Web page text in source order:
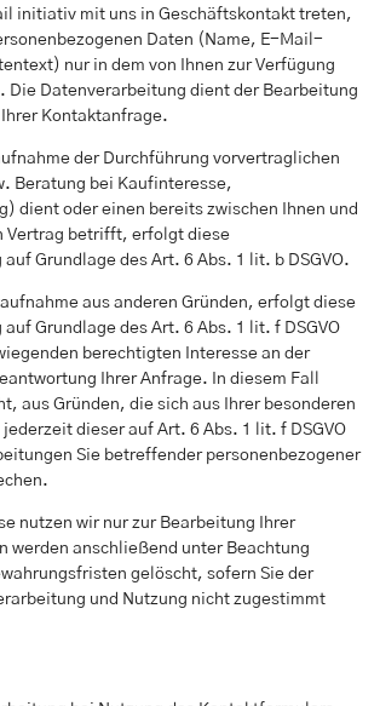
initiativ mit uns in Geschäftskontakt treten,
Daten (Name, E-Mail-
nur in dem von Ihnen zur Verfügung
Die Datenverarbeitung dient der Bearbeitung
Kontaktanfrage.
der Durchführung vorvertraglichen
Beratung bei Kaufinteresse,
dient oder einen bereits zwischen Ihnen und
Vertrag betrifft, erfolgt diese
Grundlage des Art. 6 Abs. 1 lit. b DSGVO.
aus anderen Gründen, erfolgt diese
Grundlage des Art. 6 Abs. 1 lit. f DSGVO
berechtigten Interesse an der
Ihrer Anfrage. In diesem Fall
aus Gründen, die sich aus Ihrer besonderen
dieser auf Art. 6 Abs. 1 lit. f DSGVO
Sie betreffender personenbezogener
nutzen wir nur zur Bearbeitung Ihrer
werden anschließend unter Beachtung
gelöscht, sofern Sie der
und Nutzung nicht zugestimmt